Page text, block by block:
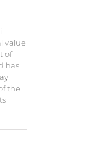
value
of
has
the